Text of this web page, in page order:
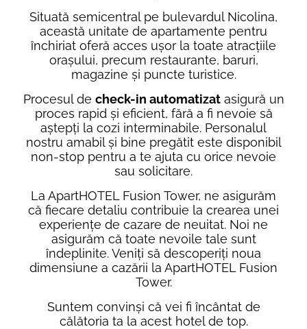
Situată semicentral pe bulevardul Nicolina,
această unitate de apartamente pentru
închiriat oferă acces ușor la toate atracțiile
orașului, precum restaurante, baruri,
magazine și puncte turistice.
Procesul de check-in automatizatasigură un
proces rapid și eficient, fără a fi nevoie să
aștepți la cozi interminabile. Personalul
nostru amabil și bine pregătit este disponibil
non-stop pentru a te ajuta cu orice nevoie
sau solicitare.
La ApartHOTEL Fusion Tower, ne asigurăm
că fiecare detaliu contribuie la crearea unei
experiențe de cazare de neuitat. Noi ne
asigurăm că toate nevoile tale sunt
îndeplinite. Veniți să descoperiți noua
dimensiune a cazării la ApartHOTEL Fusion
Tower.
Suntem convinși că vei fi încântat de
călătoria ta la acest hotel de top.